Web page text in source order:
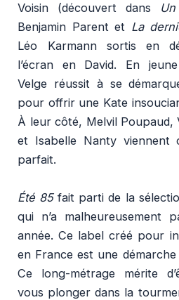
Voisin (découvert dans
Benjamin Parent et La
Léo Karmann sortis en
l’écran en David. En
Velge réussit à se
pour offrir une Kate
À leur côté, Melvil Poupaud,
et Isabelle Nanty viennent
parfait.
Été 85fait parti de la
qui n’a malheureusement
année. Ce label créé pour
en France est une
Ce long-métrage mérite
vous plonger dans la